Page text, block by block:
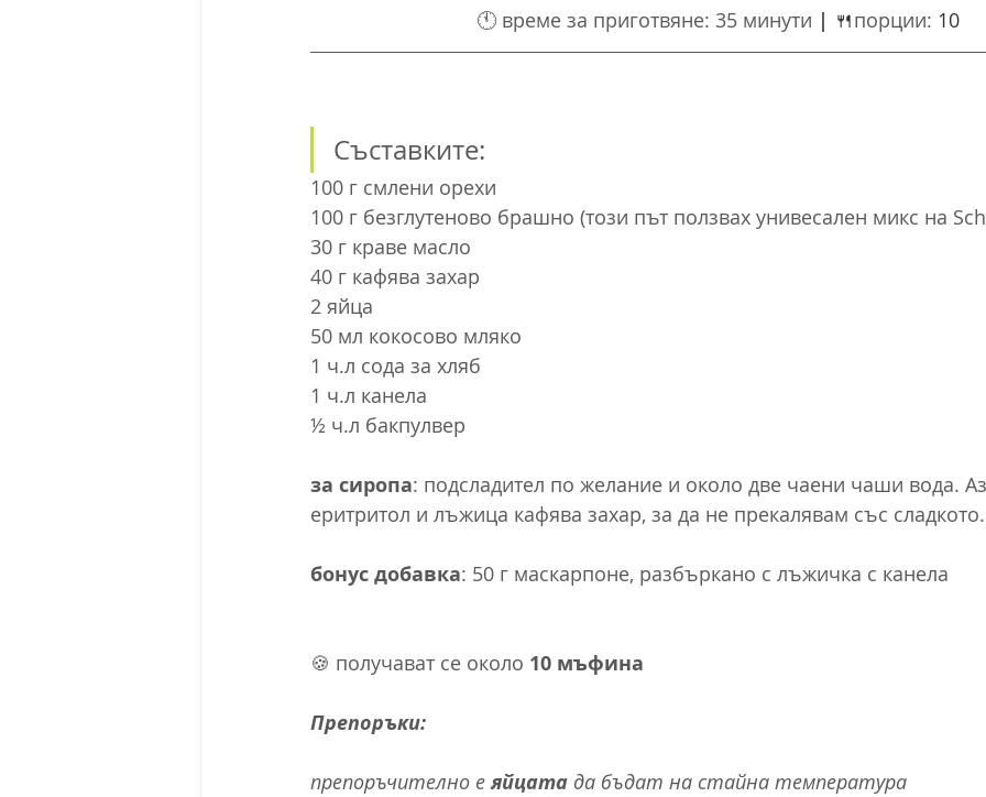
🕚 време за приготвяне: 35 минути | 🍴порции: 10
Съставките:
100 г смлени орехи
100 г безглутеново брашно (този път ползвах унивесален микс на
30 г краве масло
40 г кафява захар
2 яйца
50 мл кокосово мляко
1 ч.л сода за хляб
1 ч.л канела
½ ч.л бакпулвер
за сиропа: подсладител по желание и около две чаени чаши вода.
еритритол и лъжица кафява захар, за да не прекалявам със сладкото.
бонус добавка: 50 г маскарпоне, разбъркано с лъжичка с канела
🍪 получават се около 10 мъфина
Препоръки:
препоръчително е яйцата да бъдат на стайна температура